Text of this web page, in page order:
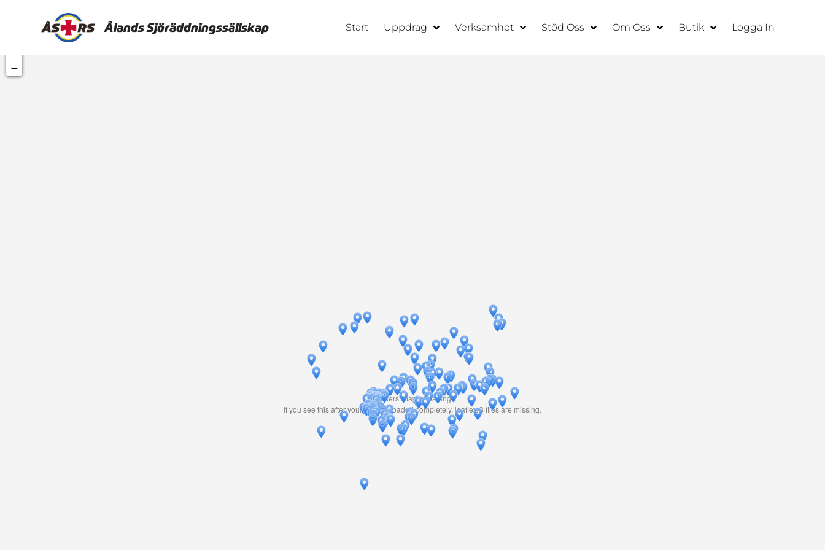
Ålands Sjöräddningssällskap Start Uppdrag Verksamhet Stöd Oss Om Oss Butik Logga In
Travelers' Map is loading...
If you see this after your page is loaded completely, leafletJS files are missing.
−